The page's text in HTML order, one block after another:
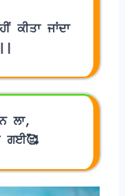
ਕੀਤਾ ਜਾਂਦਾ
ਲਾ,
ਗਈ🥰